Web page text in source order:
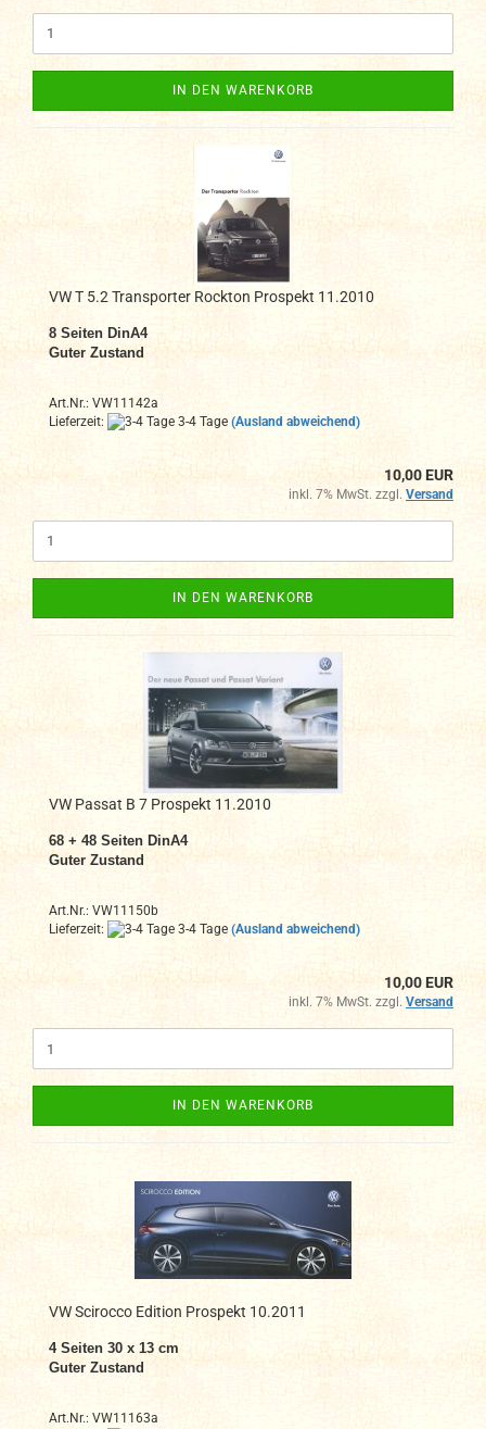
IN DEN WARENKORB
VW T 5.2 Transporter Rockton Prospekt 11.2010
8 Seiten DinA4
Guter Zustand
Art.Nr.: VW11142a
Lieferzeit:
3-4 Tage (Ausland abweichend)
10,00 EUR
inkl. 7% MwSt. zzgl. Versand
IN DEN WARENKORB
VW Passat B 7 Prospekt 11.2010
68 + 48 Seiten DinA4
Guter Zustand
Art.Nr.: VW11150b
Lieferzeit:
3-4 Tage (Ausland abweichend)
10,00 EUR
inkl. 7% MwSt. zzgl. Versand
IN DEN WARENKORB
VW Scirocco Edition Prospekt 10.2011
4 Seiten 30 x 13 cm
Guter Zustand
Art.Nr.: VW11163a